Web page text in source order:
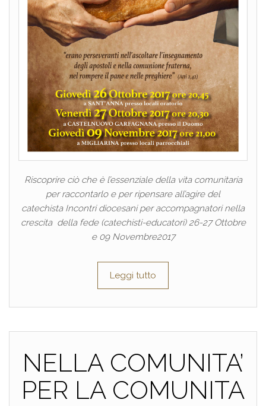
Riscoprire ciò che è l’essenziale della vita comunitaria
per raccontarlo e per ripensare all’agire del
catechista Incontri diocesani per accompagnatori nella
crescita della fede (catechisti-educatori) 26-27 Ottobre
e 09 Novembre2017
Leggi tutto
NELLA COMUNITA’
PER LA COMUNITA